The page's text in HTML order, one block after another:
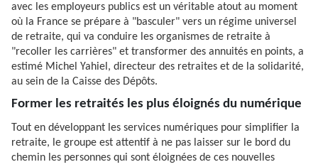
avec les employeurs publics est un véritable atout au moment
où la France se prépare à "basculer" vers un régime universel
de retraite, qui va conduire les organismes de retraite à
"recoller les carrières" et transformer des annuités en points, a
estimé Michel Yahiel, directeur des retraites et de la solidarité,
au sein de la Caisse des Dépôts.
Former les retraités les plus éloignés du numérique
Tout en développant les services numériques pour simplifier la
retraite, le groupe est attentif à ne pas laisser sur le bord du
chemin les personnes qui sont éloignées de ces nouvelles